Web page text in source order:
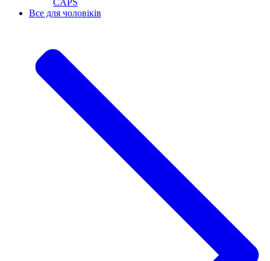
Все для чоловіків